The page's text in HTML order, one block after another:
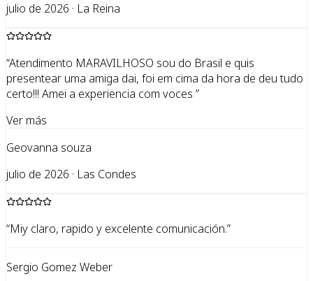
julio de 2026 · La Reina
“Atendimento MARAVILHOSO sou do Brasil e quis
presentear uma amiga dai, foi em cima da hora de deu tudo
certo!!! Amei a experiencia com voces ”
Ver más
Geovanna souza
julio de 2026 · Las Condes
“Miy claro, rapido y excelente comunicación.”
Sergio Gomez Weber